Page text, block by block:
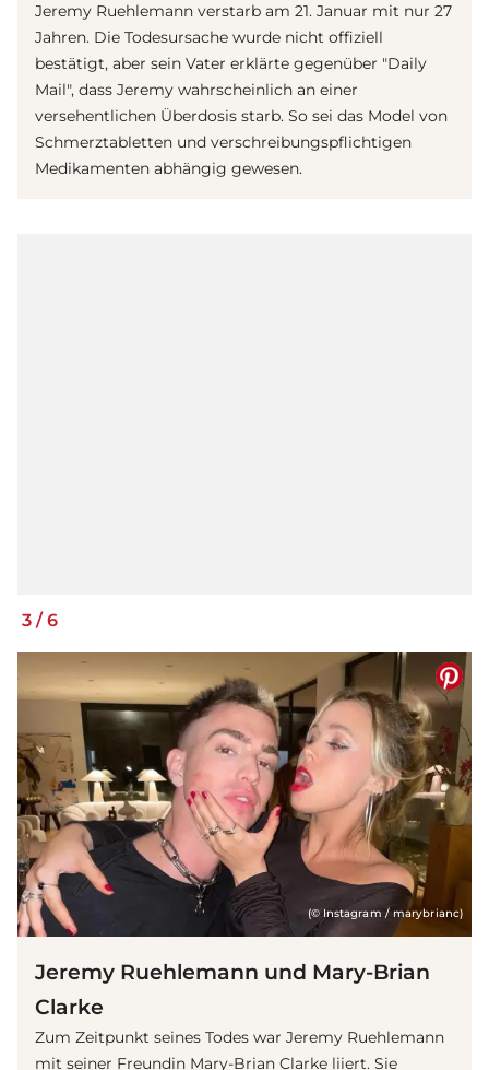
Jeremy Ruehlemann verstarb am 21. Januar mit nur 27
Jahren. Die Todesursache wurde nicht offiziell
bestätigt, aber sein Vater erklärte gegenüber "Daily
Mail", dass Jeremy wahrscheinlich an einer
versehentlichen Überdosis starb. So sei das Model von
Schmerztabletten und verschreibungspflichtigen
Medikamenten abhängig gewesen.
3 /6
(© Instagram / marybrianc)
Jeremy Ruehlemann und Mary-Brian
Clarke
Zum Zeitpunkt seines Todes war Jeremy Ruehlemann
mit seiner Freundin Mary-Brian Clarke liiert. Sie